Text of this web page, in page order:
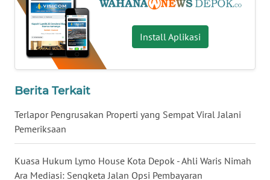
Install Aplikasi
Berita Terkait
Terlapor Pengrusakan Properti yang Sempat Viral Jalani
Pemeriksaan
Kuasa Hukum Lymo House Kota Depok - Ahli Waris Nimah
Ara Mediasi: Sengketa Jalan Opsi Pembayaran
KALTIM
WN
SULSEL
GORONTALO
WN
WN